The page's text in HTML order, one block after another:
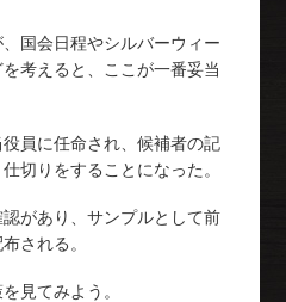
国会日程やシルバーウィー
考えると、ここが一番妥当
員に任命され、候補者の記
切りをすることになった。
があり、サンプルとして前
される。
見てみよう。